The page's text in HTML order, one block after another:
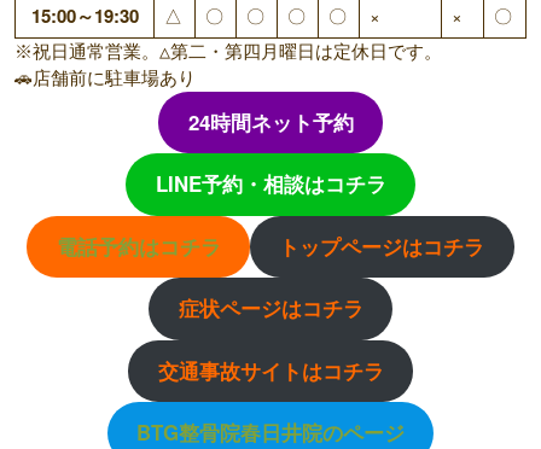
15:00～19:30 △ 〇 〇 〇 〇 × × 〇
※祝日通常営業。△第二・第四月曜日は定休日です。
🚗店舗前に駐車場あり
24時間ネット予約
LINE予約・相談はコチラ
電話予約はコチラ トップページはコチラ
症状ページはコチラ
交通事故サイトはコチラ
BTG整骨院春日井院のページ